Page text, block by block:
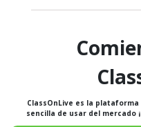
ClassOnLive es la
sencilla de usar del mercado